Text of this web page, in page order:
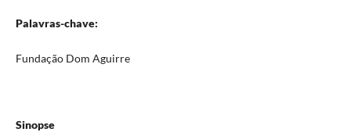
Palavras-chave:
Fundação Dom Aguirre
Sinopse